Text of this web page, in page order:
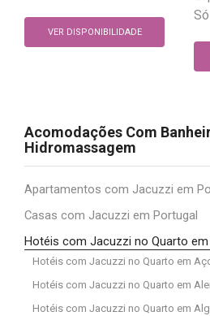
VER DISPONIBILIDADE
Acomodações Com
Hidromassagem
Apartamentos com Jacuzzi em
Casas com Jacuzzi em Portugal
Hotéis com Jacuzzi no Quarto
Hotéis com Jacuzzi no Quarto em
Hotéis com Jacuzzi no Quarto em
Hotéis com Jacuzzi no Quarto em